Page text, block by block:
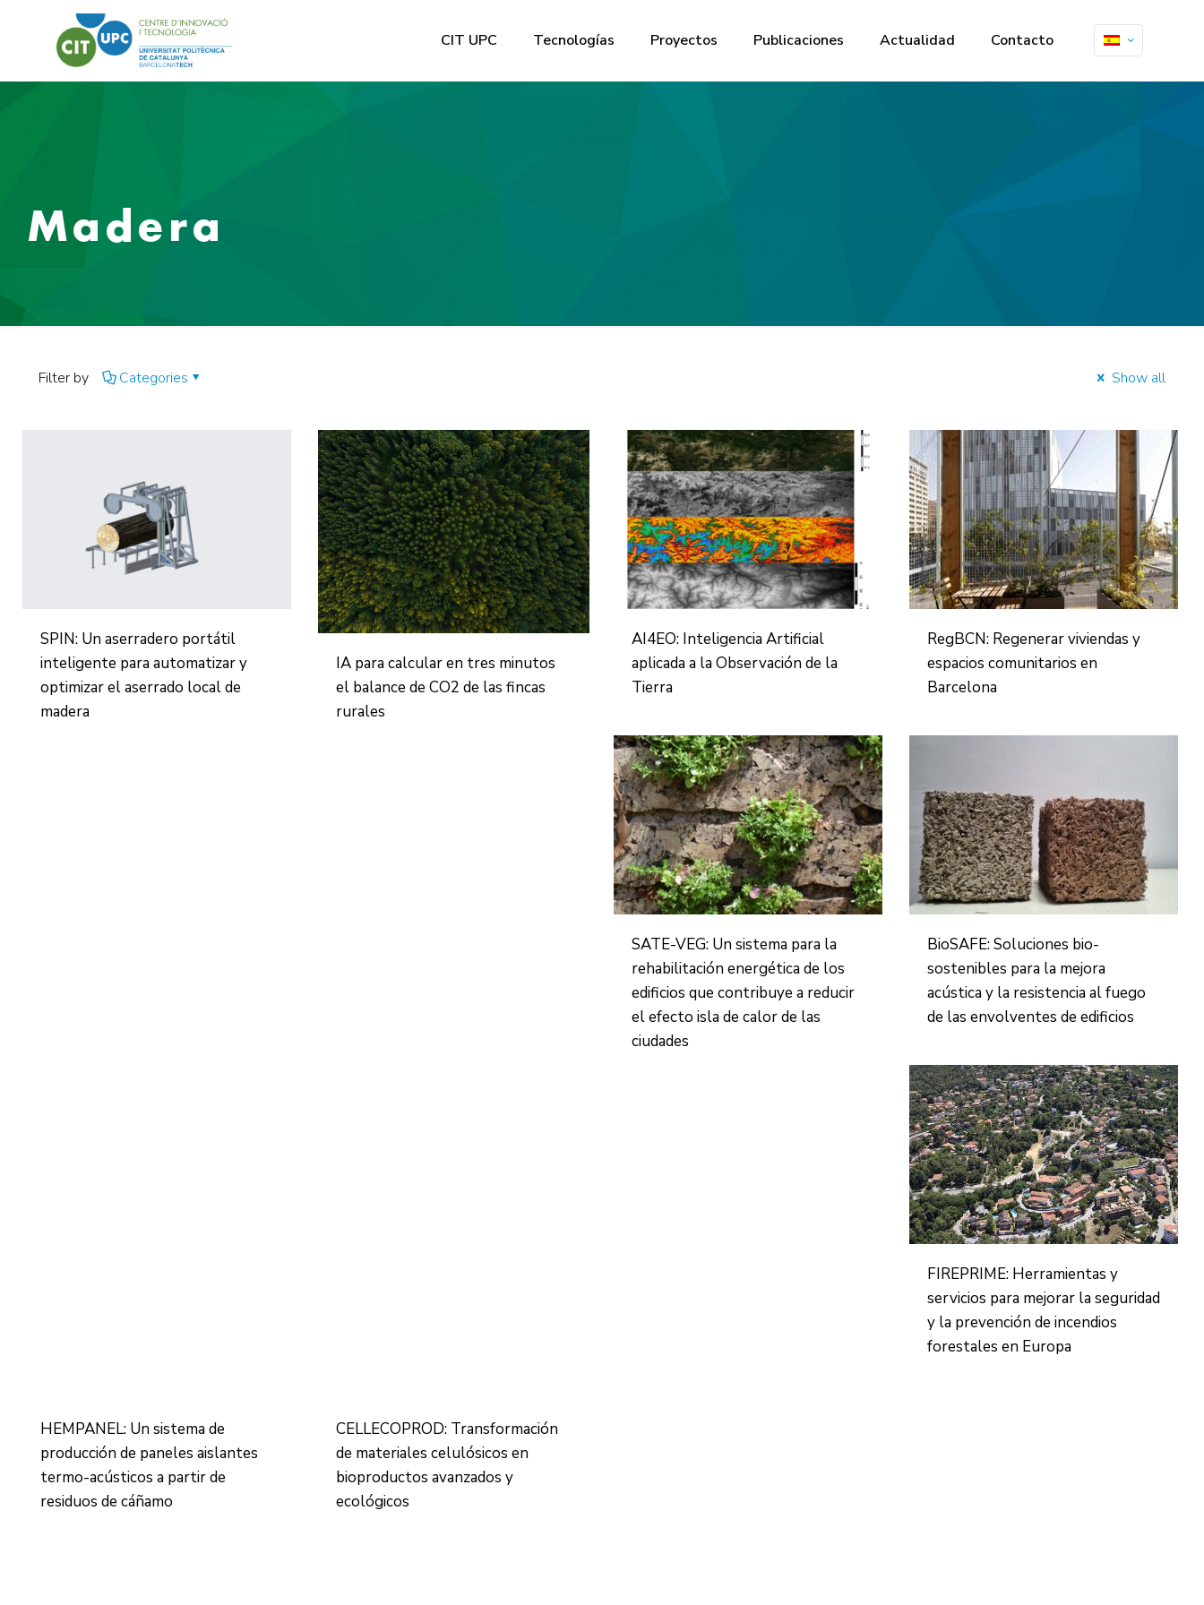
CIT UPC Tecnologías Proyectos Publicaciones Actualidad Contacto
Madera
Filter by Categories Show all
SPIN: Un aserradero portátil
inteligente para automatizar y
optimizar el aserrado local de
madera
IA para calcular en tres minutos
el balance de CO2 de las fincas
rurales
AI4EO: Inteligencia Artificial
aplicada a la Observación de la
Tierra
RegBCN: Regenerar viviendas y
espacios comunitarios en
Barcelona
SATE-VEG: Un sistema para la
rehabilitación energética de los
edificios que contribuye a reducir
el efecto isla de calor de las
ciudades
BioSAFE: Soluciones bio-
sostenibles para la mejora
acústica y la resistencia al fuego
de las envolventes de edificios
FIREPRIME: Herramientas y
servicios para mejorar la seguridad
y la prevención de incendios
forestales en Europa
HEMPANEL: Un sistema de
producción de paneles aislantes
termo-acústicos a partir de
residuos de cáñamo
CELLECOPROD: Transformación
de materiales celulósicos en
bioproductos avanzados y
ecológicos